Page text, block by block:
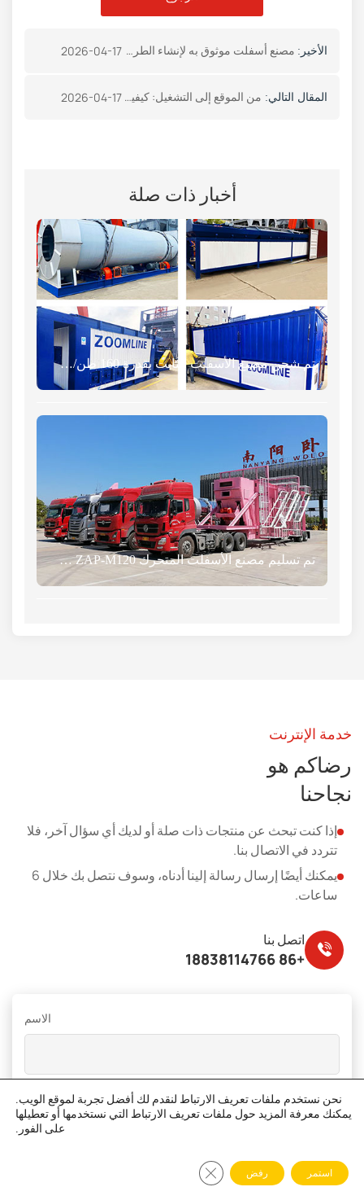
الأخير: مصنع أسفلت موثوق به لإنشاء الطرق في جورجيا 2026-04-17
المقال التالي: من الموقع إلى التشغيل: كيفية اختيار تصميمات مصانع الأسفلت 2026-04-17
أخبار ذات صلة
تم شحن مصنع الأسفلت الثابت بقدرة 160 طن/ساعة إلى تايلاند
تم تسليم مصنع الأسفلت المتحرك ZAP-M120 بسعة 120 طنًا في الساعة إلى تايلاند
خدمة الإنترنت
رضاكم هو
نجاحنا
إذا كنت تبحث عن منتجات ذات صلة أو لديك أي سؤال آخر، فلا
تتردد في الاتصال بنا.
يمكنك أيضًا إرسال رسالة إلينا أدناه، وسوف نتصل بك خلال 6
ساعات.
اتصل بنا
+86 18838114766
الاسم
*البريد الإلكتروني
نحن نستخدم ملفات تعريف الارتباط لنقدم لك أفضل تجربة لموقع الويب.
يمكنك معرفة المزيد حول ملفات تعريف الارتباط التي نستخدمها أو تعطيلها
على الفور.
استمر رفض أغلق لافتة ملف تعريف الارتباط الخاصة